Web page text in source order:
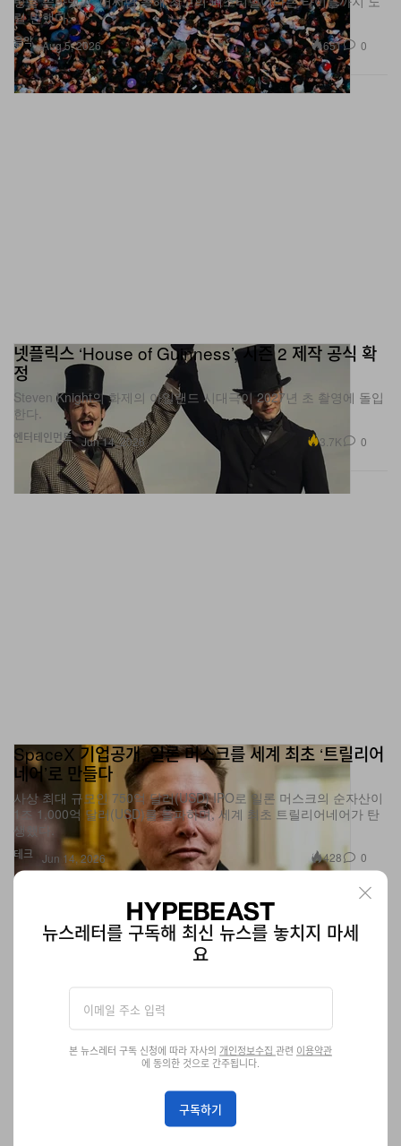
음악 Aug 5, 2026 651
엔터테인먼트
정
Steven Knight의 화제의 아일랜드 시대극이 2027년 초 촬영에 돌입
한다.
Jun 14, 2026
테크
네어’로 만들다
사상 최대 규모인 750억 달러(USD) IPO로 일론 머스크의 순자산이
1조 1,000억 달러(USD)를 돌파하며, 세계 최초 트릴리어네어가 탄
생했다.
뉴스레터를 구독해 최신 뉴스를 놓치지 마세
요
본 뉴스레터 구독 신청에 따라 자사의 개인정보수집 관련 이용약관
에 동의한 것으로 간주됩니다.
구독하기